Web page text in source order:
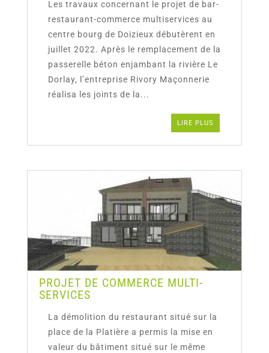
Les travaux concernant le projet de bar-
restaurant-commerce multiservices au
centre bourg de Doizieux débutèrent en
juillet 2022. Après le remplacement de la
passerelle béton enjambant la rivière Le
Dorlay, l’entreprise Rivory Maçonnerie
réalisa les joints de la...
LIRE PLUS
PROJET DE COMMERCE MULTI-
SERVICES
La démolition du restaurant situé sur la
place de la Platière a permis la mise en
valeur du bâtiment situé sur le même